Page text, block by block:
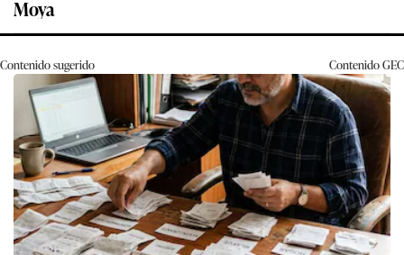
Moya
Contenido sugerido ContenidoGEC